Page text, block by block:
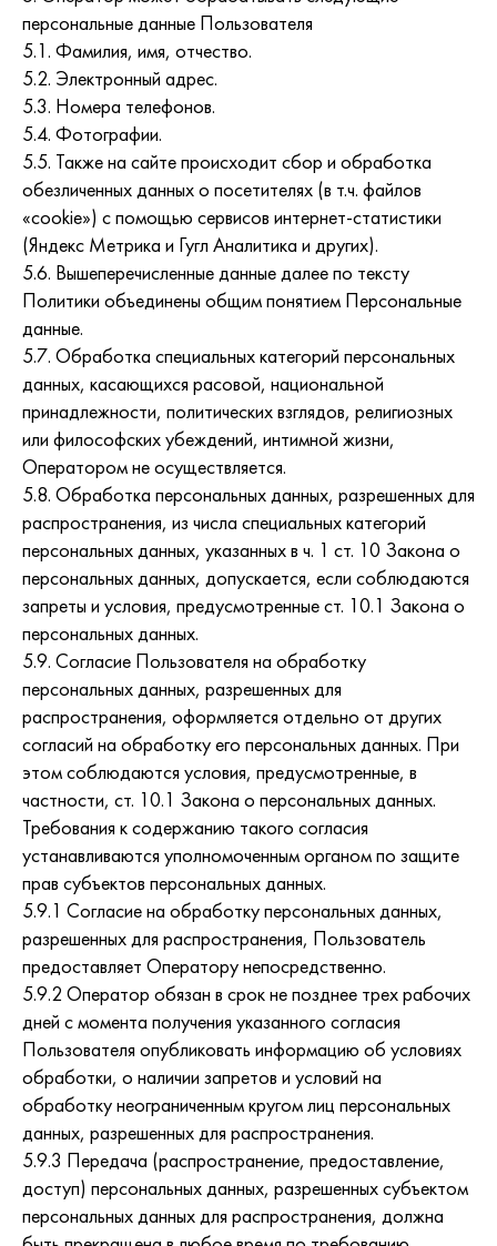
персональные данные Пользователя
5.1. Фамилия, имя, отчество.
5.2. Электронный адрес.
5.3. Номера телефонов.
5.4. Фотографии.
5.5. Также на сайте происходит сбор и обработка
обезличенных данных о посетителях (в т.ч. файлов
«cookie») с помощью сервисов интернет-статистики
(Яндекс Метрика и Гугл Аналитика и других).
5.6. Вышеперечисленные данные далее по тексту
Политики объединены общим понятием Персональные
данные.
5.7. Обработка специальных категорий персональных
данных, касающихся расовой, национальной
принадлежности, политических взглядов, религиозных
или философских убеждений, интимной жизни,
Оператором не осуществляется.
5.8. Обработка персональных данных, разрешенных для
распространения, из числа специальных категорий
персональных данных, указанных в ч. 1 ст. 10 Закона о
персональных данных, допускается, если соблюдаются
запреты и условия, предусмотренные ст. 10.1 Закона о
персональных данных.
5.9. Согласие Пользователя на обработку
персональных данных, разрешенных для
распространения, оформляется отдельно от других
согласий на обработку его персональных данных. При
этом соблюдаются условия, предусмотренные, в
частности, ст. 10.1 Закона о персональных данных.
Требования к содержанию такого согласия
устанавливаются уполномоченным органом по защите
прав субъектов персональных данных.
5.9.1 Согласие на обработку персональных данных,
разрешенных для распространения, Пользователь
предоставляет Оператору непосредственно.
5.9.2 Оператор обязан в срок не позднее трех рабочих
дней с момента получения указанного согласия
Пользователя опубликовать информацию об условиях
обработки, о наличии запретов и условий на
обработку неограниченным кругом лиц персональных
данных, разрешенных для распространения.
5.9.3 Передача (распространение, предоставление,
доступ) персональных данных, разрешенных субъектом
персональных данных для распространения, должна